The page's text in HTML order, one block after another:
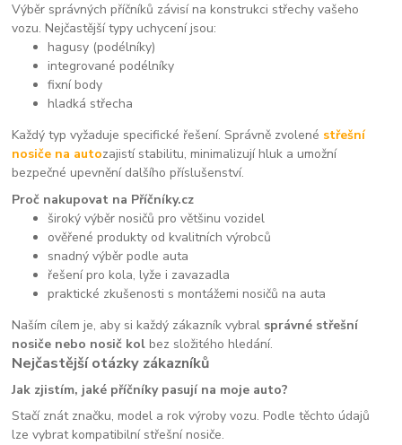
Výběr správných příčníků závisí na konstrukci střechy vašeho
vozu. Nejčastější typy uchycení jsou:
hagusy (podélníky)
integrované podélníky
fixní body
hladká střecha
Každý typ vyžaduje specifické řešení. Správně zvolené střešní
nosiče na autozajistí stabilitu, minimalizují hluk a umožní
bezpečné upevnění dalšího příslušenství.
Proč nakupovat na Příčníky.cz
široký výběr nosičů pro většinu vozidel
ověřené produkty od kvalitních výrobců
snadný výběr podle auta
řešení pro kola, lyže i zavazadla
praktické zkušenosti s montážemi nosičů na auta
Naším cílem je, aby si každý zákazník vybral správné střešní
nosiče nebo nosič kol bez složitého hledání.
Nejčastější otázky zákazníků
Jak zjistím, jaké příčníky pasují na moje auto?
Stačí znát značku, model a rok výroby vozu. Podle těchto údajů
lze vybrat kompatibilní střešní nosiče.